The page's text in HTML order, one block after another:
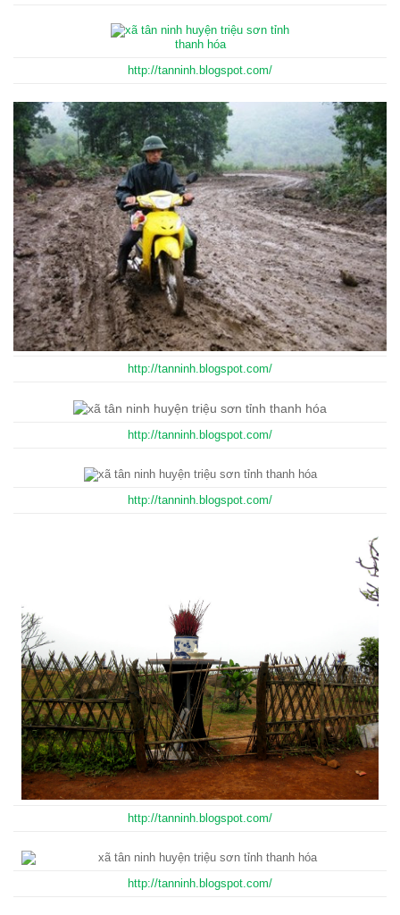
http://tanninh.blogspot.com/
http://tanninh.blogspot.com/
http://tanninh.blogspot.com/
http://tanninh.blogspot.com/
http://tanninh.blogspot.com/
http://tanninh.blogspot.com/
http://tanninh.blogspot.com/